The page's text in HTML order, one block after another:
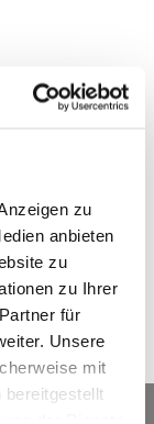
zu
anbieten
zu
zu Ihrer
für
Unsere
mit
bereitgestellt